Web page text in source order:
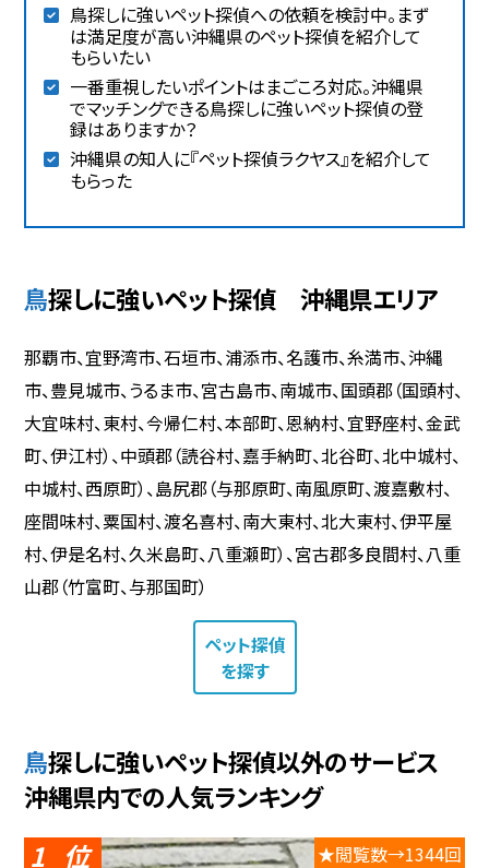
鳥探しに強いペット探偵への依頼を検討中。まず
は満足度が高い沖縄県のペット探偵を紹介して
もらいたい
一番重視したいポイントはまごころ対応。沖縄県
でマッチングできる鳥探しに強いペット探偵の登
録はありますか？
沖縄県の知人に『ペット探偵ラクヤス』を紹介して
もらった
鳥探しに強いペット探偵 沖縄県エリア
那覇市、宜野湾市、石垣市、浦添市、名護市、糸満市、沖縄
市、豊見城市、うるま市、宮古島市、南城市、国頭郡（国頭村、
大宜味村、東村、今帰仁村、本部町、恩納村、宜野座村、金武
町、伊江村）、中頭郡（読谷村、嘉手納町、北谷町、北中城村、
中城村、西原町）、島尻郡（与那原町、南風原町、渡嘉敷村、
座間味村、粟国村、渡名喜村、南大東村、北大東村、伊平屋
村、伊是名村、久米島町、八重瀬町）、宮古郡多良間村、八重
山郡（竹富町、与那国町）
ペット探偵
を探す
鳥探しに強いペット探偵以外のサービス
沖縄県内での人気ランキング
1 ★閲覧数→1344回